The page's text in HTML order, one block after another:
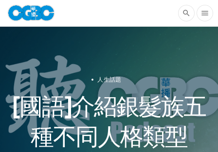
search menu
人生話題
[國語]介紹銀髮族五
種不同人格類型